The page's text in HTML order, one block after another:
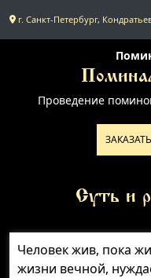
г. Санкт-Петербург,
Доставка
Контакты
Проведение
Суть и
Человек жив, пока
жизни вечной,